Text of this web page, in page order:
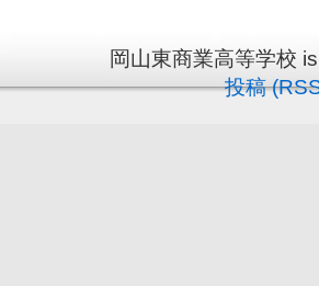
岡山東商業高等学校
投稿